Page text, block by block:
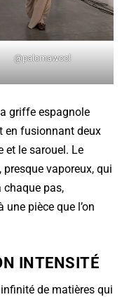
@palomawool
griffe espagnole
en fusionnant deux
et le sarouel. Le
vaporeux, qui
chaque pas,
pièce que l’on
INTENSITÉ
de matières qui